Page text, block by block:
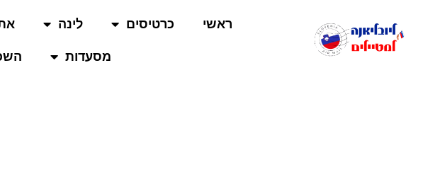
ראשי כרטיסים לינה
מסעדות